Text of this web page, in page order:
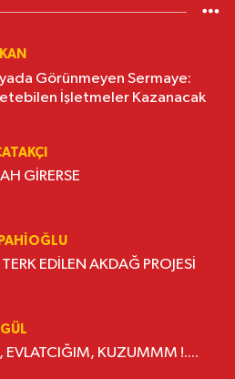
Görünmeyen Sermaye:
İşletmeler Kazanacak
GİRERSE
EDİLEN AKDAĞ PROJESİ
EVLATCIĞIM, KUZUMMM !....